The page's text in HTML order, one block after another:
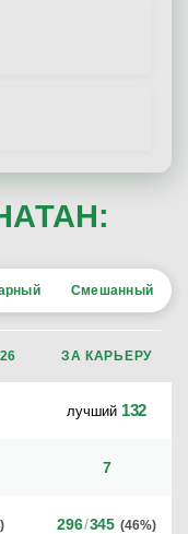
Смешанный
ЗА КАРЬЕРУ
лучший 132
7
296/345 (46%)